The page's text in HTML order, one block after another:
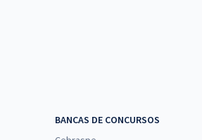
BANCAS DE CONCURSOS